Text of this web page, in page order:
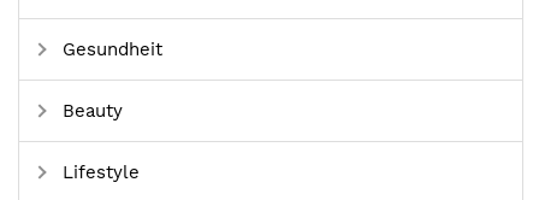
Gesundheit
Beauty
Lifestyle